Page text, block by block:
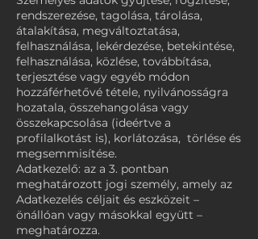
rendszerezése, tagolása, tárolása,
átalakítása, megváltoztatása,
felhasználása, lekérdezése, betekintése,
felhasználása, közlése, továbbítása,
terjesztése vagy egyéb módon
hozzáférhetővé tétele, nyilvánosságra
hozatala, összehangolása vagy
összekapcsolása (ideértve a
profilalkotást is), korlátozása, törlése és
megsemmisítése.
Adatkezelő: az a 3. pontban
meghatározott jogi személy, amely az
Adatkezelés céljait és eszközeit –
önállóan vagy másokkal együtt –
meghatározza.